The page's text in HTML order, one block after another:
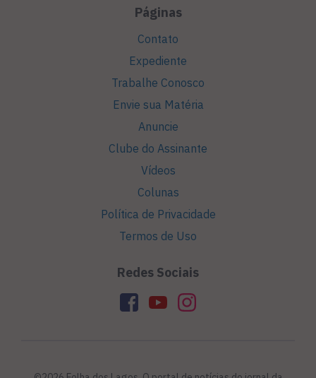
Páginas
Contato
Expediente
Trabalhe Conosco
Envie sua Matéria
Anuncie
Clube do Assinante
Vídeos
Colunas
Política de Privacidade
Termos de Uso
Redes Sociais